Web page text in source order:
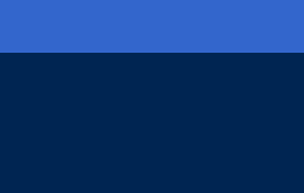
de Colombia